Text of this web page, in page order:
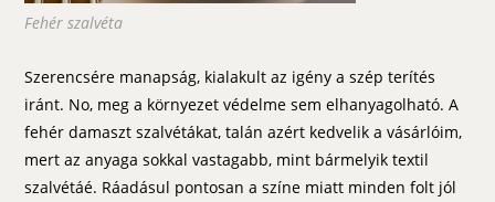
Fehér szalvéta
Szerencsére manapság, kialakult az igény a szép terítés
iránt. No, meg a környezet védelme sem elhanyagolható. A
fehér damaszt szalvétákat, talán azért kedvelik a vásárlóim,
mert az anyaga sokkal vastagabb, mint bármelyik textil
szalvétáé. Ráadásul pontosan a színe miatt minden folt jól